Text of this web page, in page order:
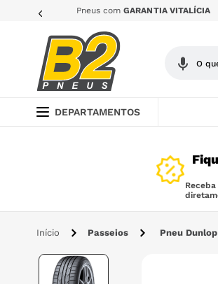
Pneus comGARANTIA VITALÍCIA
DEPARTAMENTOS
Passeios Pneu
4º 225
5º 175
6º 265